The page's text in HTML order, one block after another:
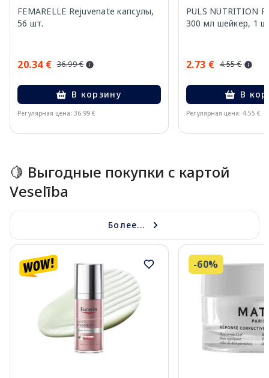
FEMARELLE Rejuvenate капсулы,
56 шт.
20.34 € 36.99 €
В корзину
Регулярная цена: 36.99 €
PULS NUTRITION
300 мл шейкер, 1
2.73 € 4.55 €
В
Регулярная цена: 4.55 €
🍋 Выгодные покупки с картой
Veselība
Более...
-60%